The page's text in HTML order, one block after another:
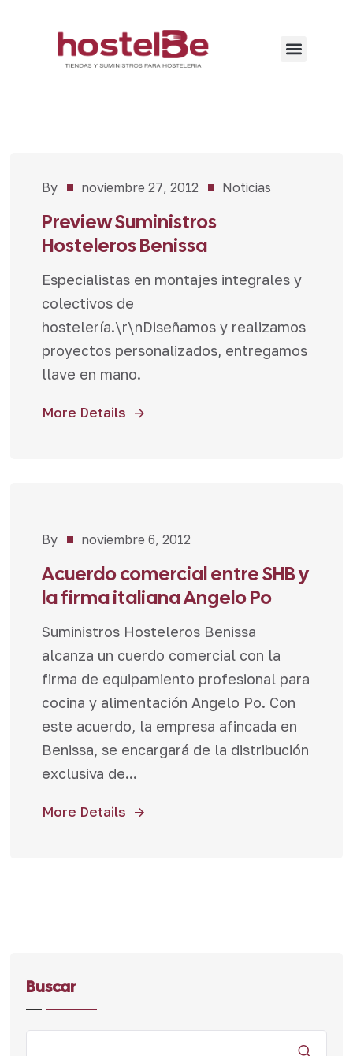
By noviembre 27, 2012 Noticias
Preview Suministros
Hosteleros Benissa
Especialistas en montajes integrales y
colectivos de
hostelería.\r\nDiseñamos y realizamos
proyectos personalizados, entregamos
llave en mano.
More Details
Noticias
By noviembre 6, 2012
Acuerdo comercial entre SHB y
la firma italiana Angelo Po
Suministros Hosteleros Benissa
alcanza un cuerdo comercial con la
firma de equipamiento profesional para
cocina y alimentación Angelo Po. Con
este acuerdo, la empresa afincada en
Benissa, se encargará de la distribución
exclusiva de...
More Details
Buscar